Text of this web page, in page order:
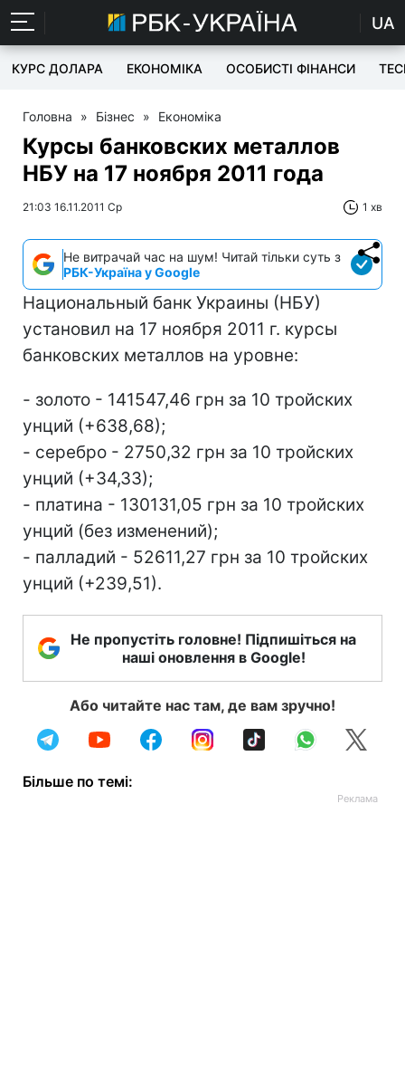
UA
КУРС ДОЛАРА ЕКОНОМІКА ОСОБИСТІ ФІНАНСИ
Головна » Бізнес » Економіка
Курсы банковских металлов
НБУ на 17 ноября 2011 года
21:03 16.11.2011 Ср 1 хв
Не витрачай час на шум! Читай тільки суть з
РБК-Україна у Google
Национальный банк Украины (НБУ)
установил на 17 ноября 2011 г. курсы
банковских металлов на уровне:
- золото - 141547,46 грн за 10 тройских
унций (+638,68);
- серебро - 2750,32 грн за 10 тройских
унций (+34,33);
- платина - 130131,05 грн за 10 тройских
унций (без изменений);
- палладий - 52611,27 грн за 10 тройских
унций (+239,51).
Не пропустіть головне! Підпишіться на
наші оновлення в Google!
Або читайте нас там, де вам зручно!
Більше по темі: